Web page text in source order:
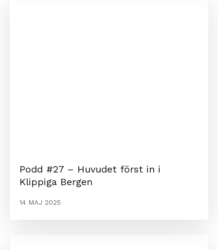
Podd #27 – Huvudet först in i
Klippiga Bergen
14 MAJ 2025